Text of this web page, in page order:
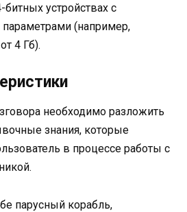
устройствах с
(например,
4 Гб).
необходимо разложить
знания, которые
в процессе работы с
парусный корабль,